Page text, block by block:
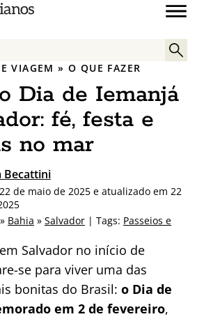
VIAGEM »O QUE FAZER
Dia de Iemanjá
fé, festa e
no mar
Becattini
de maio de 2025 e atualizado em 22
» Bahia » Salvador | Tags: Passeios e
Salvador no início de
se para viver uma das
bonitas do Brasil: o Dia de
em 2 de fevereiro,